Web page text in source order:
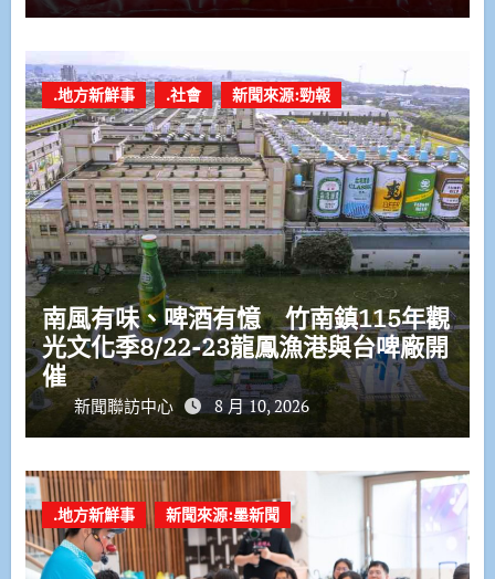
.地方新鮮事 .社會 新聞來源:勁報
南風有味、啤酒有憶 竹南鎮115年觀
光文化季8/22-23龍鳳漁港與台啤廠開
催
新聞聯訪中心 8 月 10, 2026
.地方新鮮事 新聞來源:墨新聞